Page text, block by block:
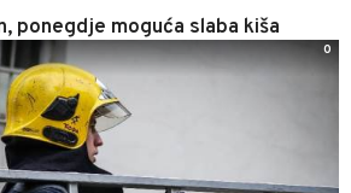
ponegdje moguća slaba kiša
0